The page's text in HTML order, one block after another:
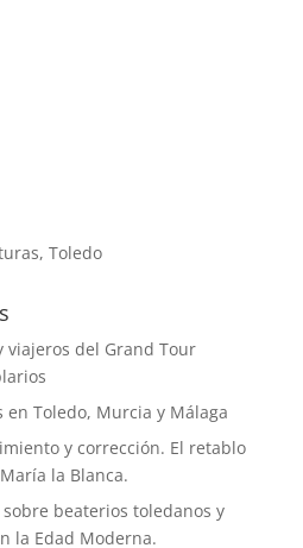
Toledo
viajeros del Grand Tour
en Toledo, Murcia y Málaga
y corrección. El retablo
la Blanca.
beaterios toledanos y
la Edad Moderna.